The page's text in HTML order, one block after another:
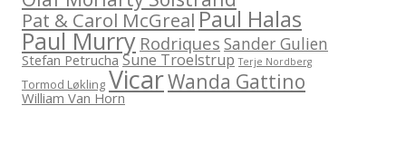
Pat & Carol McGrealPaul Halas
Paul Murry Rodriques Sander Gulien
Stefan Petrucha Sune Troelstrup Terje Nordberg
Tormod Løkling VicarWanda Gattino
William Van Horn